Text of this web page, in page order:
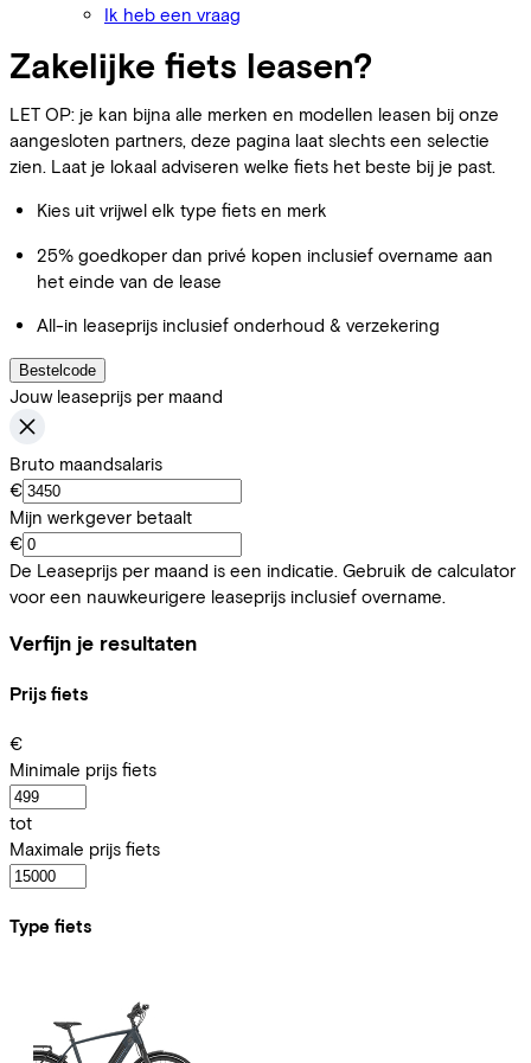
Ik heb een vraag
Zakelijke fiets leasen?
LET OP: je kan bijna alle merken en modellen leasen bij onze
aangesloten partners, deze pagina laat slechts een selectie
zien. Laat je lokaal adviseren welke fiets het beste bij je past.
Kies uit vrijwel elk type fiets en merk
25% goedkoper dan privé kopen inclusief overname aan
het einde van de lease
All-in leaseprijs inclusief onderhoud & verzekering
Bestelcode
Jouw leaseprijs per maand
Bruto maandsalaris
€
Mijn werkgever betaalt
€
De Leaseprijs per maand is een indicatie. Gebruik de calculator
voor een nauwkeurigere leaseprijs inclusief overname.
Verfijn je resultaten
Prijs fiets
€
Minimale prijs fiets
tot
Maximale prijs fiets
Type fiets